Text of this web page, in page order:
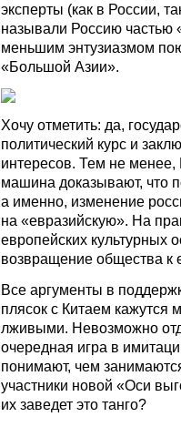
эксперты (как в России,
называли Россию
меньшим энтузиазмом
«Большой Азии».
Хочу отметить: да,
политический курс и
интересов. Тем не менее,
машина доказывают, что
а именно, изменение
на «евразийскую». На
европейских культурных
возвращение общества к
Все аргументы в
плясок с Китаем
лживыми. Невозможно
очередная игра в
понимают, чем
участники новой «Оси
их заведет это танго?